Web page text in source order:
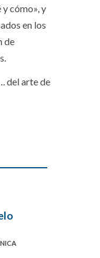
cómo», y
en los
de
del arte de